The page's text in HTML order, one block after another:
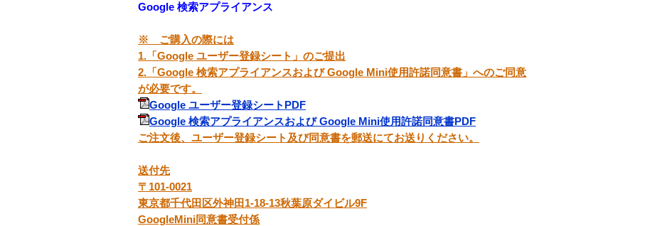
Google 検索アプライアンス
※ ご購入の際には
1.「Google ユーザー登録シート」のご提出
2.「Google 検索アプライアンスおよび Google Mini使用許諾同意書」へのご同意
が必要です。
Google ユーザー登録シートPDF
Google 検索アプライアンスおよび Google Mini使用許諾同意書PDF
ご注文後、ユーザー登録シート及び同意書を郵送にてお送りください。
送付先
〒101-0021
東京都千代田区外神田1-18-13秋葉原ダイビル9F
GoogleMini同意書受付係